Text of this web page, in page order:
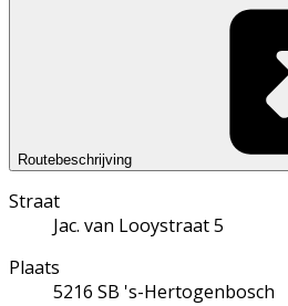
Routebeschrijving
Straat
Jac. van Looystraat 5
Plaats
5216 SB 's-Hertogenbosch